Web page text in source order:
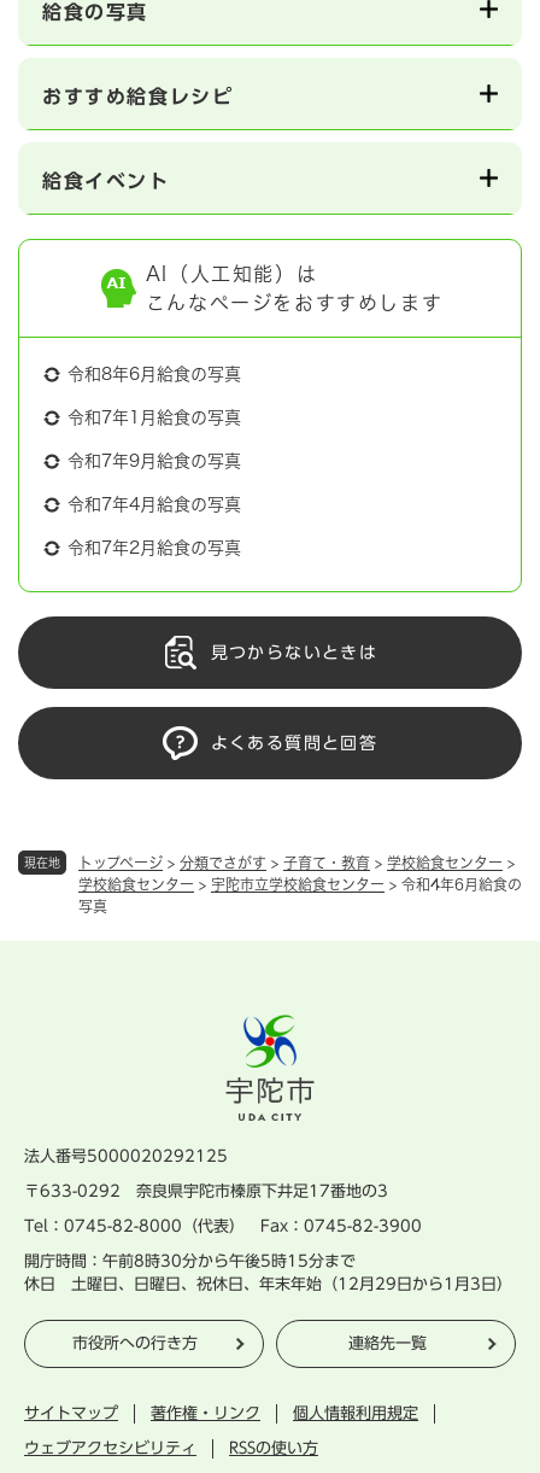
現在地 トップページ > 分類でさがす > 子育て・教育 > 学校給食センター >
学校給食センター > 宇陀市立学校給食センター > 令和4年6月給食の
写真
給食の写真
おすすめ給食レシピ
給食イベント
AI（人工知能）は
こんなページをおすすめします
令和8年6月給食の写真
令和7年1月給食の写真
令和7年9月給食の写真
令和7年4月給食の写真
令和7年2月給食の写真
見つからないときは
よくある質問と回答
法人番号5000020292125
〒633-0292 奈良県宇陀市榛原下井足17番地の3
Tel：0745-82-8000（代表） Fax：0745-82-3900
開庁時間：午前8時30分から午後5時15分まで
休日 土曜日、日曜日、祝休日、年末年始（12月29日から1月3日）
市役所への行き方 連絡先一覧
サイトマップ 著作権・リンク 個人情報利用規定
ウェブアクセシビリティ RSSの使い方